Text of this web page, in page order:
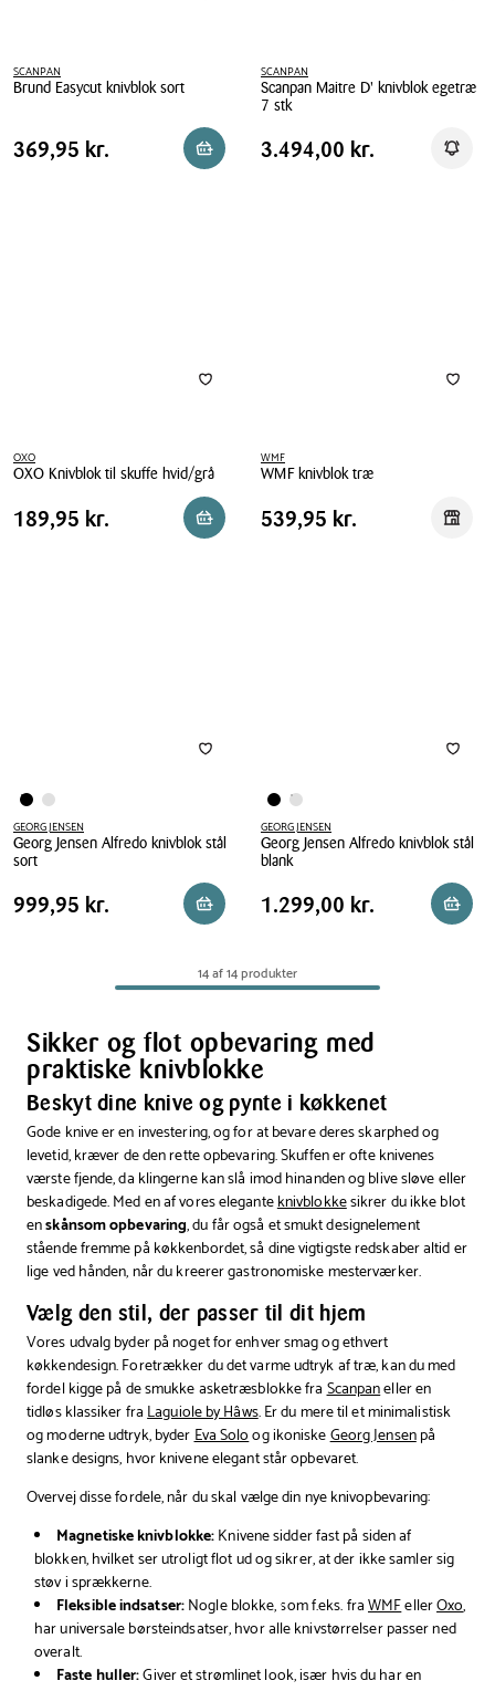
SCANPAN
Brund Easycut knivblok sort
Easycut
knivblok
Pris
Pris 369,95 kr.
369,95 kr. Reservér i butik
SCANPAN
Scanpan Maitre D' knivblok egetræ
7 stk
Scanpan
Maitre
Pris
Pris 3.494,00 kr.
3.494,00 kr. Få
OXO
OXO Knivblok til skuffe hvid/grå
OXO
Knivblok
Pris
Pris 189,95 kr.
189,95 kr. Reservér i butik
WMF
WMF knivblok træ
WMF
knivblok
Pris
Pris 539,95 kr.
539,95 kr.
GEORG JENSEN
Georg Jensen Alfredo knivblok stål
sort
Georg
Jensen
Pris
Pris 999,95 kr.
999,95 kr. Reservér i butik
GEORG JENSEN
Georg Jensen Alfredo knivblok stål
blank
Georg
Jensen
knivblok
stål
Pris
Pris 1.299,00 kr.
1.299,00 kr.
14 af 14 produkter
Sikker og flot opbevaring med
praktiske knivblokke
Beskyt dine knive og pynte i køkkenet
Gode knive er en investering, og for at bevare deres skarphed og
levetid, kræver de den rette opbevaring. Skuffen er ofte knivenes
værste fjende, da klingerne kan slå imod hinanden og blive sløve eller
beskadigede. Med en af vores eleganteknivblokkesikrer du ikke blot
enskånsom opbevaring, du får også et smukt designelement
stående fremme på køkkenbordet, så dine vigtigste redskaber altid er
lige ved hånden, når du kreerer gastronomiske mesterværker.
Vælg den stil, der passer til dit hjem
Vores udvalg byder på noget for enhver smag og ethvert
køkkendesign. Foretrækker du det varme udtryk af træ, kan du med
fordel kigge på de smukke asketræsblokke fraScanpaneller en
tidløs klassiker fraLaguiole by Hâws. Er du mere til et minimalistisk
og moderne udtryk, byderEva Soloog ikoniskeGeorg Jensenpå
slanke designs, hvor knivene elegant står opbevaret.
Overvej disse fordele, når du skal vælge din nye knivopbevaring:
Magnetiske knivblokke:Knivene sidder fast på siden af
blokken, hvilket ser utroligt flot ud og sikrer, at der ikke samler sig
støv i sprækkerne.
Fleksible indsatser:Nogle blokke, som f.eks. fraWMFellerOxo,
har universale børsteindsatser, hvor alle knivstørrelser passer ned
overalt.
Faste huller:Giver et strømlinet look, især hvis du har en